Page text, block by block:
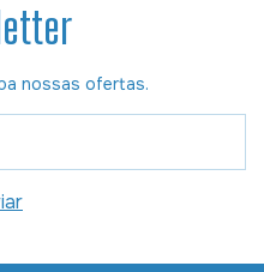
nossas ofertas.